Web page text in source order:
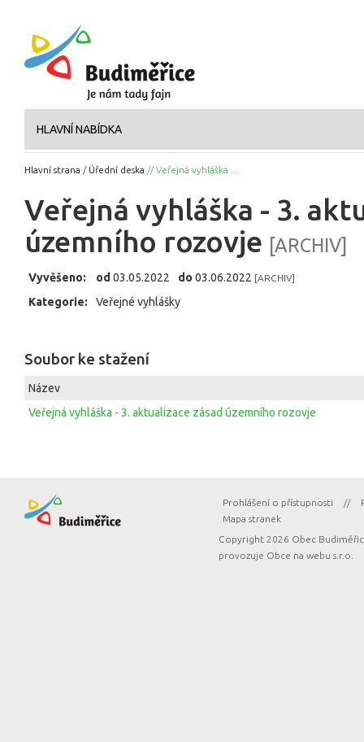
HLAVNÍ NABÍDKA
Hlavní strana / Úřední deska // Veřejná vyhláška ...
Veřejná vyhláška - 3.
územního rozovje [ARCHIV]
Vyvěšeno: od 03.05.2022 do 03.06.2022 [ARCHIV]
Kategorie: Veřejné vyhlášky
Soubor ke stažení
Název
Veřejná vyhláška - 3. aktualizace zásad územního rozovje
Prohlášení o přístupnosti //
Mapa stranek
Copyright 2026 Obec
provozuje Obce na webu s.r.o.